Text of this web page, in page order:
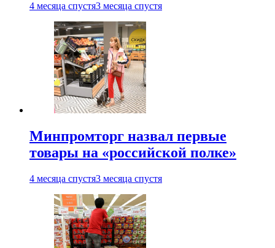
4 месяца спустя3 месяца спустя
Минпромторг назвал первые
товары на «российской полке»
4 месяца спустя3 месяца спустя